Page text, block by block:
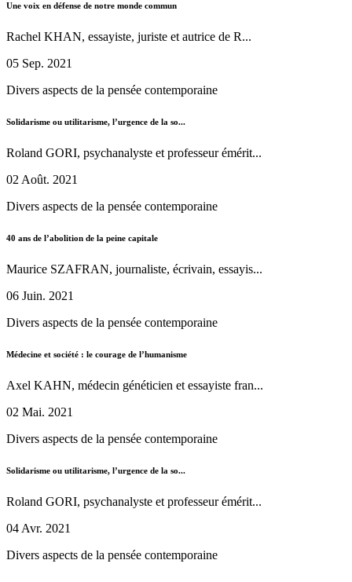
Une voix en défense de notre monde commun
Rachel KHAN, essayiste, juriste et autrice de R...
05 Sep. 2021
Divers aspects de la pensée contemporaine
Solidarisme ou utilitarisme, l’urgence de la so...
Roland GORI, psychanalyste et professeur émérit...
02 Août. 2021
Divers aspects de la pensée contemporaine
40 ans de l’abolition de la peine capitale
Maurice SZAFRAN, journaliste, écrivain, essayis...
06 Juin. 2021
Divers aspects de la pensée contemporaine
Médecine et société : le courage de l’humanisme
Axel KAHN, médecin généticien et essayiste fran...
02 Mai. 2021
Divers aspects de la pensée contemporaine
Solidarisme ou utilitarisme, l’urgence de la so...
Roland GORI, psychanalyste et professeur émérit...
04 Avr. 2021
Divers aspects de la pensée contemporaine